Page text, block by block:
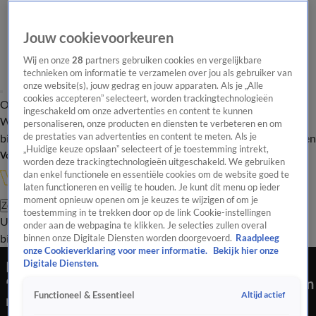
Overzicht Onze programma's Uitzendingen Onze gezichten
In de
WandelgangenInterviewsUitzending
bijwonenPodcastShopVeelgestelde vragenKijkersvraag insturen
Volg Vandaag Inside
Zoeken
UitzendingenVandaag InsideDe OranjezomerShopUitzending
bijwonen
In de Wandelgangen met Wouter de Winther:
‘Als dat nou het grootste verwijt is wat je mij kan
maken…’
Jouw cookievoorkeuren
Wij en onze28 partners gebruiken cookies en vergelijkbare
technieken om informatie te verzamelen over jou als gebruiker van
onze website(s), jouw gedrag en jouw apparaten. Als je „Alle
cookies accepteren” selecteert, worden trackingtechnologieën
ingeschakeld om onze advertenties en content te kunnen
personaliseren, onze producten en diensten te verbeteren en om
de prestaties van advertenties en content te meten. Als je
„Huidige keuze opslaan” selecteert of je toestemming intrekt,
worden deze trackingtechnologieën uitgeschakeld. We gebruiken
dan enkel functionele en essentiële cookies om de website goed te
laten functioneren en veilig te houden. Je kunt dit menu op ieder
moment opnieuw openen om je keuzes te wijzigen of om je
toestemming in te trekken door op de link Cookie-instellingen
onder aan de webpagina te klikken. Je selecties zullen overal
binnen onze Digitale Diensten worden doorgevoerd. Raadpleeg
onze Cookieverklaring voor meer informatie.
Bekijk hier onze
Digitale Diensten.
Functioneel & Essentieel Altijd actief